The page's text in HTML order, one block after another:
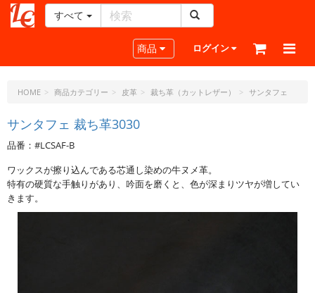
ー
ラ
ト・
ド
ッ
ト・
ジ
ェ
ー
すべて
Toggle navigation
商品 ログイン
HOME 商品カテゴリー 皮革 裁ち革（カットレザー） サンタフェ
サンタフェ 裁ち革3030
品番：#LCSAF-B
ワックスが擦り込んである芯通し染めの牛ヌメ革。
特有の硬質な手触りがあり、吟面を磨くと、色が深まりツヤが増してい
きます。